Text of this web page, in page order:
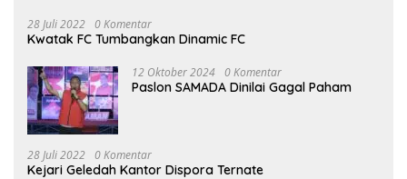
28 Juli 2022 0 Komentar
Kwatak FC Tumbangkan Dinamic FC
12 Oktober 2024 0 Komentar
Paslon SAMADA Dinilai Gagal Paham
28 Juli 2022 0 Komentar
Kejari Geledah Kantor Dispora Ternate